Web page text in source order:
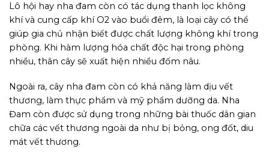
Lô hội hay nha đam còn có tác dụng thanh lọc không
khí và cung cấp khí O2 vào buổi đêm, là loại cây có thể
giúp gia chủ nhận biết được chất lượng không khí trong
phòng. Khi hàm lượng hóa chất độc hại trong phòng
nhiều, thân cây sẽ xuất hiện nhiều đốm nâu.
Ngoài ra, cây nha đam còn có khả năng làm dịu vết
thương, làm thực phẩm và mỹ phẩm dưỡng da. Nha
Đam còn được sử dụng trong những bài thuốc dân gian
chữa các vết thương ngoài da như bị bỏng, ong đốt, diu
mát vết thương.